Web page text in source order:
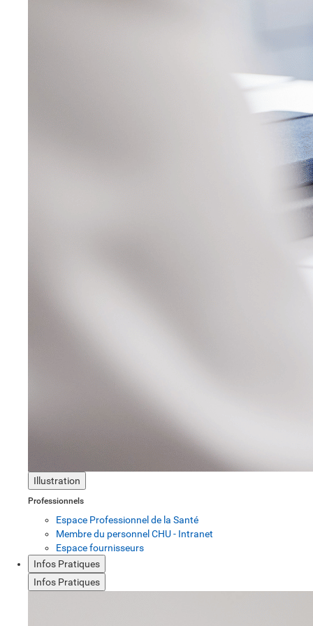
Illustration
Professionnels
Espace Professionnel de la Santé
Membre du personnel CHU - Intranet
Espace fournisseurs
Infos Pratiques
Infos Pratiques